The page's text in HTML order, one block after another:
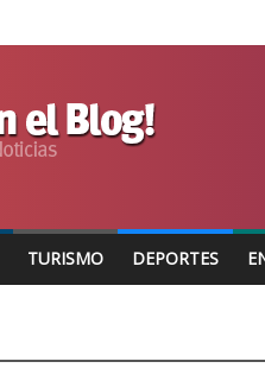
TURISMO DEPORTES